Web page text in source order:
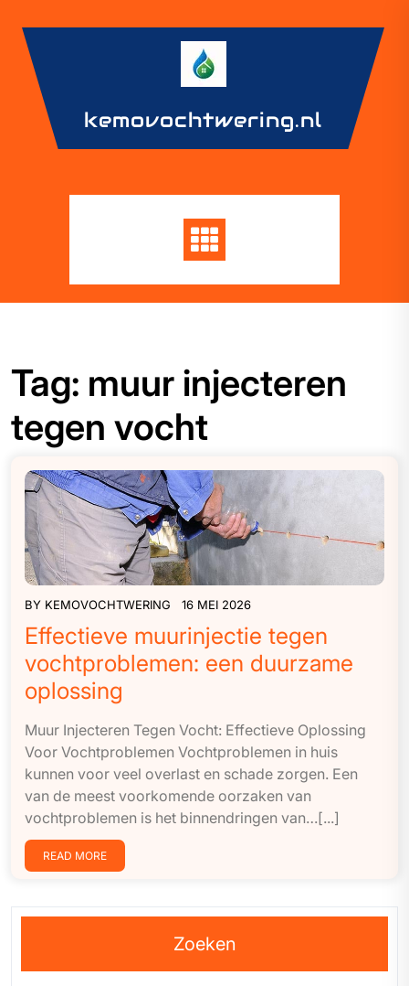
content
kemovochtwering.nl
Tag: muur injecteren
tegen vocht
BY KEMOVOCHTWERING 16 MEI 2026
Effectieve muurinjectie tegen
vochtproblemen: een duurzame
oplossing
Muur Injecteren Tegen Vocht: Effectieve Oplossing
Voor Vochtproblemen Vochtproblemen in huis
kunnen voor veel overlast en schade zorgen. Een
van de meest voorkomende oorzaken van
vochtproblemen is het binnendringen van…[...]
READ MORE
Zoeken